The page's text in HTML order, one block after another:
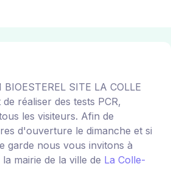
SITE LA COLLE
réaliser des tests PCR,
les visiteurs. Afin de
d'ouverture le dimanche et si
garde nous vous invitons à
mairie de la ville de La Colle-